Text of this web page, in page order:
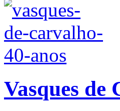
Vasques de